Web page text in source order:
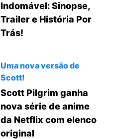
Indomável: Sinopse,
Trailer e História Por
Trás!
Uma nova versão de
Scott!
Scott Pilgrim ganha
nova série de anime
da Netflix com elenco
original